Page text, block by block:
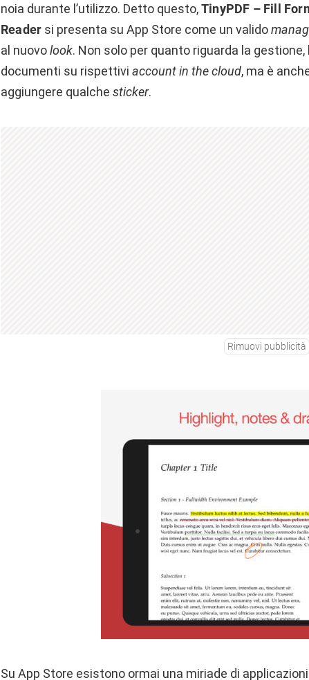
noia durante l’utilizzo. Detto questo,TinyPDF – Fill
Reader si presenta su App Store come un valido
al nuovolook. Non solo per quanto riguarda la gestione,
documenti su rispettivi account in the cloud, ma è
aggiungere qualche sticker.
Rimuovi pubblicità
Su App Store esistono ormai una miriade di